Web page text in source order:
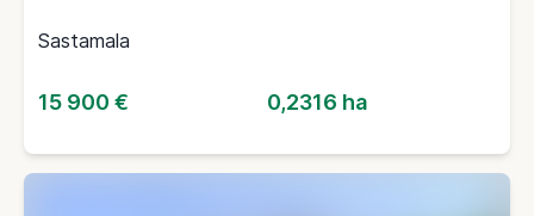
Sastamala
15 900 € 0,2316 ha